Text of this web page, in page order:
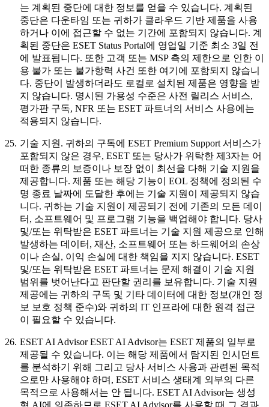
는 계획된 중단에 대한 정보를 얻을 수 있습니다. 계획된
중단은 다운타임 또는 귀하가 클라우드 기반 제품을 사용
하거나 이에 접근할 수 없는 기간에 포함되지 않습니다. 계
획된 중단은 ESET Status Portal에 영업일 기준 최소 3일 전
에 발표됩니다. 또한 고객 또는 MSP 측의 제한으로 인한 이
용 불가 또는 불가항력 사건 또한 여기에 포함되지 않습니
다. 중단이 발생하더라도 로컬로 설치된 제품은 영향을 받
지 않습니다. 명시된 가용성 수준은 사전 릴리스 서비스,
평가판 구독, NFR 또는 ESET 파트너의 서비스 사용에는
적용되지 않습니다.
25. 기술 지원. 귀하의 구독에 ESET Premium Support 서비스가
포함되지 않은 경우, ESET 또는 당사가 위탁한 제3자는 어
떠한 종류의 보증이나 보장 없이 최선을 다해 기술 지원을
제공합니다. 제품 또는 해당 기능이 EOL 정책에 정의된 수
명 종료 날짜에 도달한 후에는 기술 지원이 제공되지 않습
니다. 귀하는 기술 지원이 제공되기 전에 기존의 모든 데이
터, 소프트웨어 및 프로그램 기능을 백업해야 합니다. 당사
및/또는 위탁받은 ESET 파트너는 기술 지원 제공으로 인해
발생하는 데이터, 재산, 소프트웨어 또는 하드웨어의 손상
이나 손실, 이익 손실에 대한 책임을 지지 않습니다. ESET
및/또는 위탁받은 ESET 파트너는 문제 해결이 기술 지원
범위를 벗어난다고 판단할 권리를 보유합니다. 기술 지원
제공에는 귀하의 구독 및 기타 데이터에 대한 정보(개인 정
보 보호 정책 준수)와 귀하의 IT 인프라에 대한 원격 접근
이 필요할 수 있습니다.
26. ESET AI AdvisorESET AI Advisor는 ESET 제품의 일부로
제공될 수 있습니다. 이는 해당 제품에서 탐지된 인시던트
를 분석하기 위해 그리고 당사 서비스 사용과 관련된 목적
으로만 사용해야 하며, ESET 서비스 생태계 외부의 다른
목적으로 사용해서는 안 됩니다. ESET AI Advisor는 생성